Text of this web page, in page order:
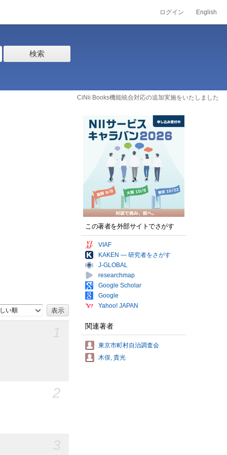
ログイン English
検索
CiNii Books機能統合対応の追加実施をいたしました
い順
2
この著者を外部サイトでさがす
VIAF
KAKEN — 研究者をさがす
J-GLOBAL
researchmap
Google Scholar
Google
Yahoo! JAPAN
関連著者
東京市町村自治調査会
木俣, 貴光